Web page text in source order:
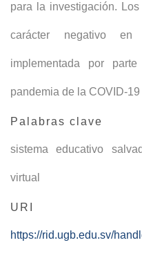
para la investigación.
carácter negativo
implementada por
pandemia de la COVID-19
Palabras clave
sistema educativo
virtual
URI
https://rid.ugb.edu.sv/